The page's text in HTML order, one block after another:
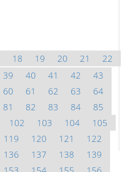
18 19 20 21
22
39 40 41 42
43
60 61 62 63
64
81 82 83 84
85
102 103 104
105
119 120 121
122
136 137 138
139